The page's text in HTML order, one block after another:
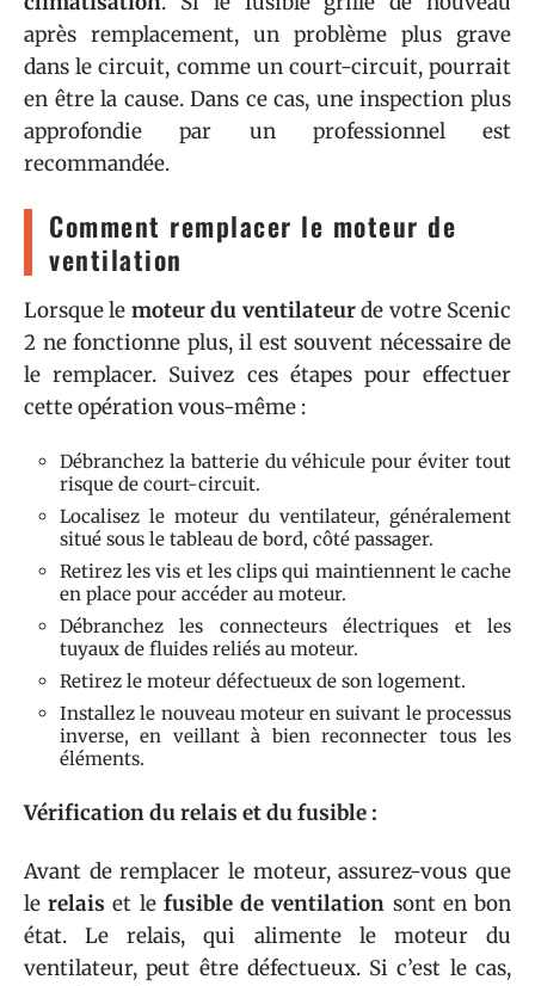
après remplacement, un problème plus grave
dans le circuit, comme un court-circuit, pourrait
en être la cause. Dans ce cas, une inspection plus
approfondie par un professionnel est
recommandée.
Comment remplacer le moteur de
ventilation
Lorsque le moteur du ventilateurde votre Scenic
2 ne fonctionne plus, il est souvent nécessaire de
le remplacer. Suivez ces étapes pour effectuer
cette opération vous-même :
Débranchez la batterie du véhicule pour éviter tout
risque de court-circuit.
Localisez le moteur du ventilateur, généralement
situé sous le tableau de bord, côté passager.
Retirez les vis et les clips qui maintiennent le cache
en place pour accéder au moteur.
Débranchez les connecteurs électriques et les
tuyaux de fluides reliés au moteur.
Retirez le moteur défectueux de son logement.
Installez le nouveau moteur en suivant le processus
inverse, en veillant à bien reconnecter tous les
éléments.
Vérification du relais et du fusible :
Avant de remplacer le moteur, assurez-vous que
lerelais et le fusible de ventilation sont en bon
état. Le relais, qui alimente le moteur du
ventilateur, peut être défectueux. Si c’est le cas,